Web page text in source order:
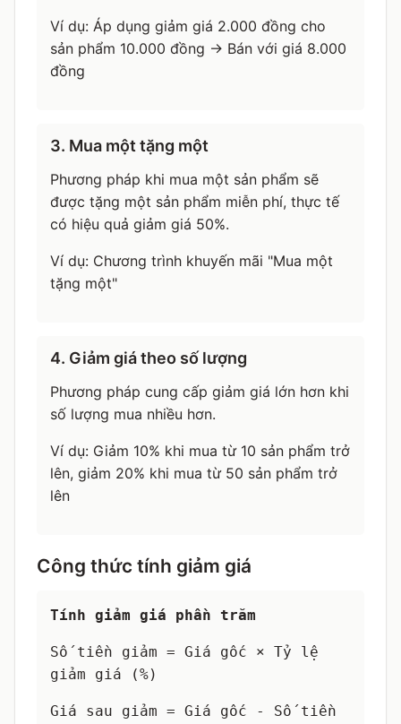
Ví dụ: Áp dụng giảm giá 2.000 đồng cho
sản phẩm 10.000 đồng → Bán với giá 8.000
đồng
3. Mua một tặng một
Phương pháp khi mua một sản phẩm sẽ
được tặng một sản phẩm miễn phí, thực tế
có hiệu quả giảm giá 50%.
Ví dụ: Chương trình khuyến mãi "Mua một
tặng một"
4. Giảm giá theo số lượng
Phương pháp cung cấp giảm giá lớn hơn khi
số lượng mua nhiều hơn.
Ví dụ: Giảm 10% khi mua từ 10 sản phẩm trở
lên, giảm 20% khi mua từ 50 sản phẩm trở
lên
Công thức tính giảm giá
Tính giảm giá phần trăm
Số tiền giảm = Giá gốc × Tỷ lệ
giảm giá (%)
Giá sau giảm = Giá gốc - Số tiền